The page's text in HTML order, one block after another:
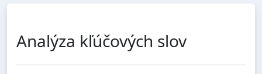
Analýza kľúčových slov